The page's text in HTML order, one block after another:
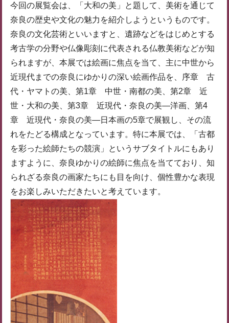
今回の展覧会は、「大和の美」と題して、美術を通じて
奈良の歴史や文化の魅力を紹介しようというものです。
奈良の文化芸術といいますと、遺跡などをはじめとする
考古学の分野や仏像彫刻に代表される仏教美術などが知
られますが、本展では絵画に焦点を当て、主に中世から
近現代までの奈良にゆかりの深い絵画作品を、序章 古
代・ヤマトの美、第1章 中世・南都の美、第2章 近
世・大和の美、第3章 近現代・奈良の美―洋画、第4
章 近現代・奈良の美―日本画の5章で展観し、その流
れをたどる構成となっています。特に本展では、「古都
を彩った絵師たちの競演」というサブタイトルにもあり
ますように、奈良ゆかりの絵師に焦点を当てており、知
られざる奈良の画家たちにも目を向け、個性豊かな表現
をお楽しみいただきたいと考えています。